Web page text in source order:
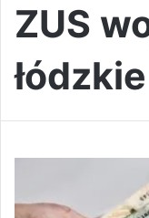
ZUS
łódzkie